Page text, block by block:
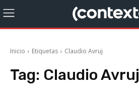
Inicio Etiquetas Claudio Avruj
Tag: Claudio Avruj